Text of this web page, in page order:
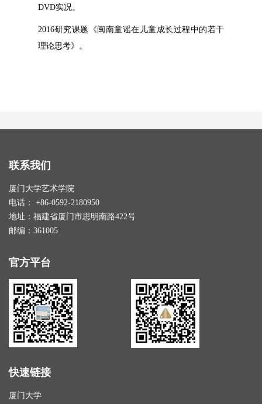
DVD实况。
2016研究课题《闽南童谣在儿童成长过程中的若干
理论思考》。
联系我们
厦门大学艺术学院
电话： +86-0592-2180950
地址：福建省厦门市思明南路422号
邮编：361005
官方平台
快速链接
厦门大学